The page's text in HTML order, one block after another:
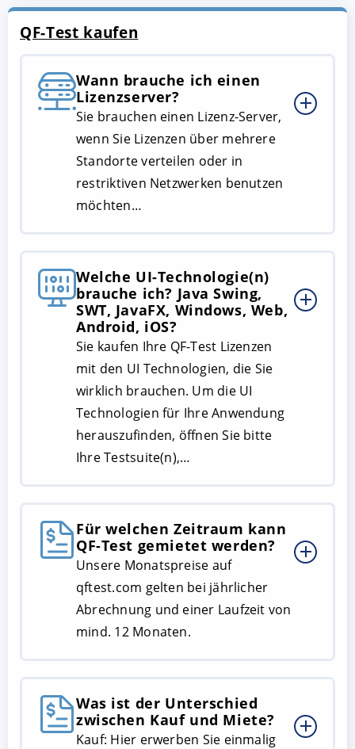
QF-Test kaufen
Wann brauche ich einen
Lizenzserver?
Sie brauchen einen Lizenz-Server,
wenn Sie Lizenzen über mehrere
Standorte verteilen oder in
restriktiven Netzwerken benutzen
möchten…
Welche UI-Technologie(n)
brauche ich? Java Swing,
SWT, JavaFX, Windows, Web,
Android, iOS?
Sie kaufen Ihre QF-Test Lizenzen
mit den UI Technologien, die Sie
wirklich brauchen. Um die UI
Technologien für Ihre Anwendung
herauszufinden, öffnen Sie bitte
Ihre Testsuite(n),…
Für welchen Zeitraum kann
QF-Test gemietet werden?
Unsere Monatspreise auf
qftest.com gelten bei jährlicher
Abrechnung und einer Laufzeit von
mind. 12 Monaten.
Was ist der Unterschied
zwischen Kauf und Miete?
Kauf: Hier erwerben Sie einmalig